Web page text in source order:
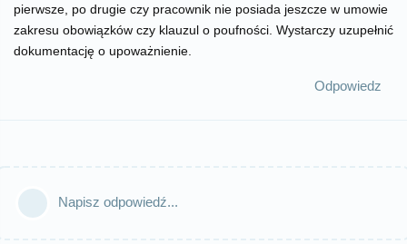
pierwsze, po drugie czy pracownik nie posiada jeszcze w umowie
zakresu obowiązków czy klauzul o poufności. Wystarczy uzupełnić
dokumentację o upoważnienie.
Odpowiedz
Napisz odpowiedź...